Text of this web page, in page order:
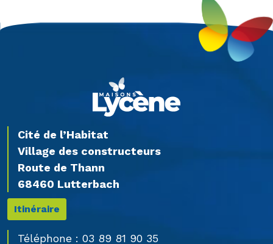
Cité de l’Habitat
Village des constructeurs
Route de Thann
68460 Lutterbach
Itinéraire
Téléphone : 03 89 81 90 35